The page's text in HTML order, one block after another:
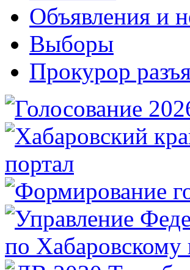
Объявления и
Выборы
Прокурор